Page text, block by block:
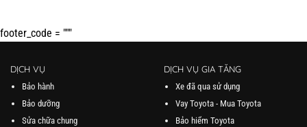
footer_code = """
DỊCH VỤ
Bảo hành
Bảo dưỡng
Sửa chữa chung
DỊCH VỤ GIA TĂNG
Xe đã qua sử dụng
Vay Toyota - Mua Toyota
Bảo hiểm Toyota